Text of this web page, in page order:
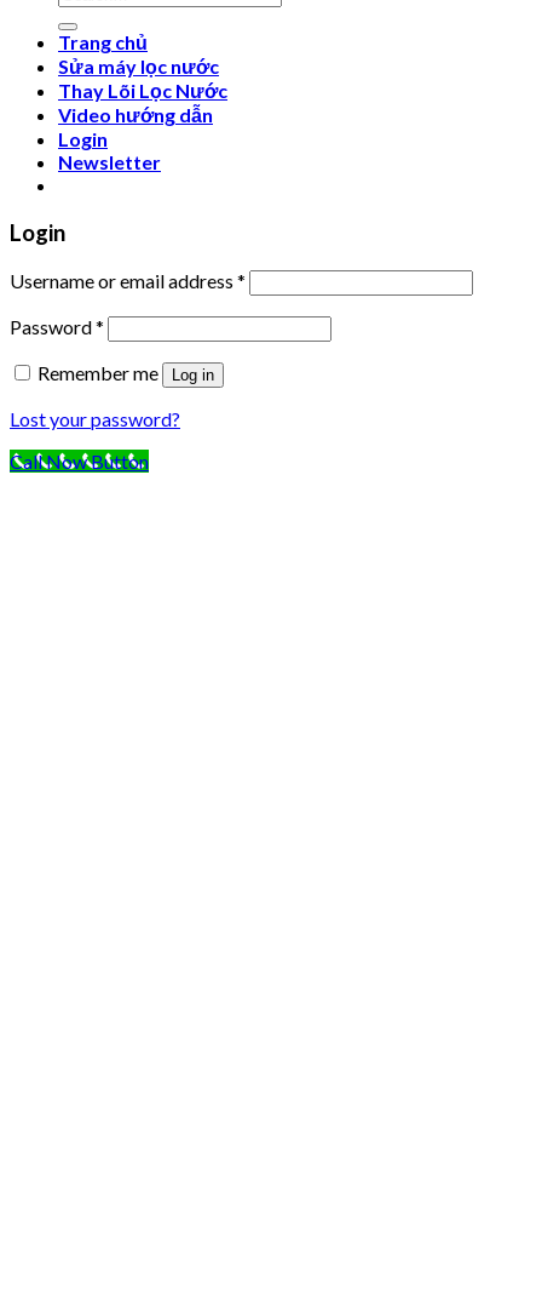
for:
Trang chủ
Sửa máy lọc nước
Thay Lõi Lọc Nước
Video hướng dẫn
Login
Newsletter
Login
Username or email address *
Password*
Remember me
Log in
Lost your password?
Call Now Button